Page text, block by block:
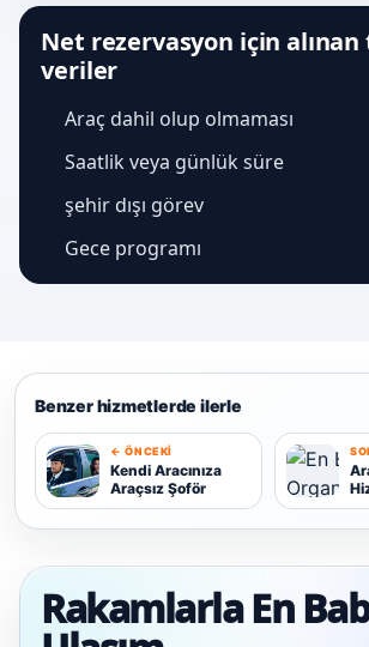
Net rezervasyon için
veriler
Araç dahil olup olmaması
Saatlik veya günlük süre
şehir dışı görev
Gece programı
Benzer hizmetlerde ilerle
K
← ÖNCEKI
Kendi Aracınıza
Araçsız Şoför
A
Rakamlarla En